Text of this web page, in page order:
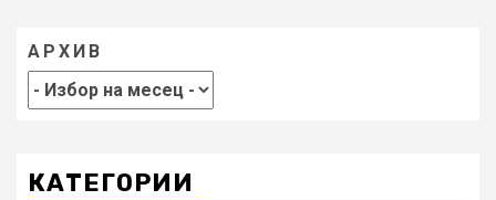
АРХИВ
КАТЕГОРИИ